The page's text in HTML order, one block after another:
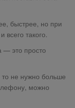
быстрее, но при
всего такого.
— это просто
то не нужно больше
можно